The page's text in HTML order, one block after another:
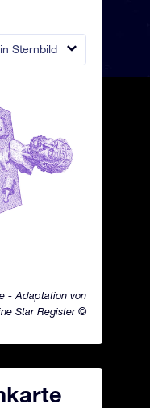
Sternbild
- Adaptation von
Star Register ©